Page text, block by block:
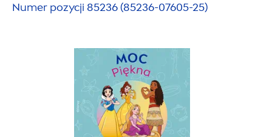
Numer pozycji 85236 (85236-07605-25)